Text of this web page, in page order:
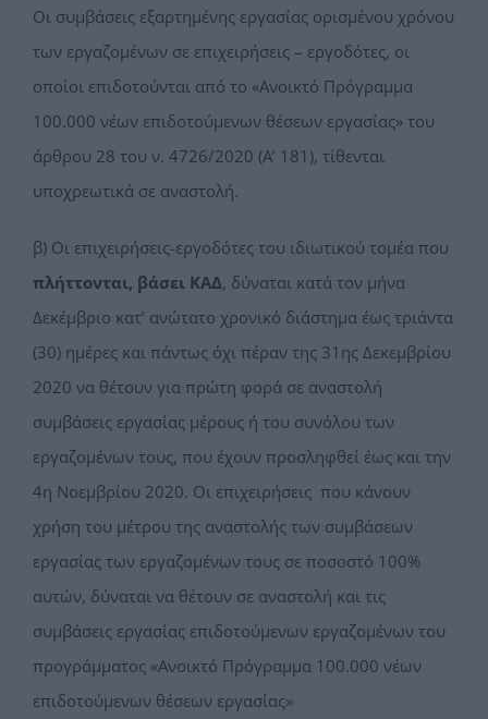
Οι συμβάσεις εξαρτημένης εργασίας ορισμένου χρόνου
των εργαζομένων σε επιχειρήσεις – εργοδότες, οι
οποίοι επιδοτούνται από το «Ανοικτό Πρόγραμμα
100.000 νέων επιδοτούμενων θέσεων εργασίας» του
άρθρου 28 του ν. 4726/2020 (Α’ 181), τίθενται
υποχρεωτικά σε αναστολή.
β) Οι επιχειρήσεις-εργοδότες του ιδιωτικού τομέα που
πλήττονται, βάσει ΚΑΔ, δύναται κατά τον μήνα
Δεκέμβριο κατ’ ανώτατο χρονικό διάστημα έως τριάντα
(30) ημέρες και πάντως όχι πέραν της 31ης Δεκεμβρίου
2020 να θέτουν για πρώτη φορά σε αναστολή
συμβάσεις εργασίας μέρους ή του συνόλου των
εργαζομένων τους, που έχουν προσληφθεί έως και την
4η Νοεμβρίου 2020. Οι επιχειρήσεις που κάνουν
χρήση του μέτρου της αναστολής των συμβάσεων
εργασίας των εργαζομένων τους σε ποσοστό 100%
αυτών, δύναται να θέτουν σε αναστολή και τις
συμβάσεις εργασίας επιδοτούμενων εργαζομένων του
προγράμματος «Ανοικτό Πρόγραμμα 100.000 νέων
επιδοτούμενων θέσεων εργασίας»